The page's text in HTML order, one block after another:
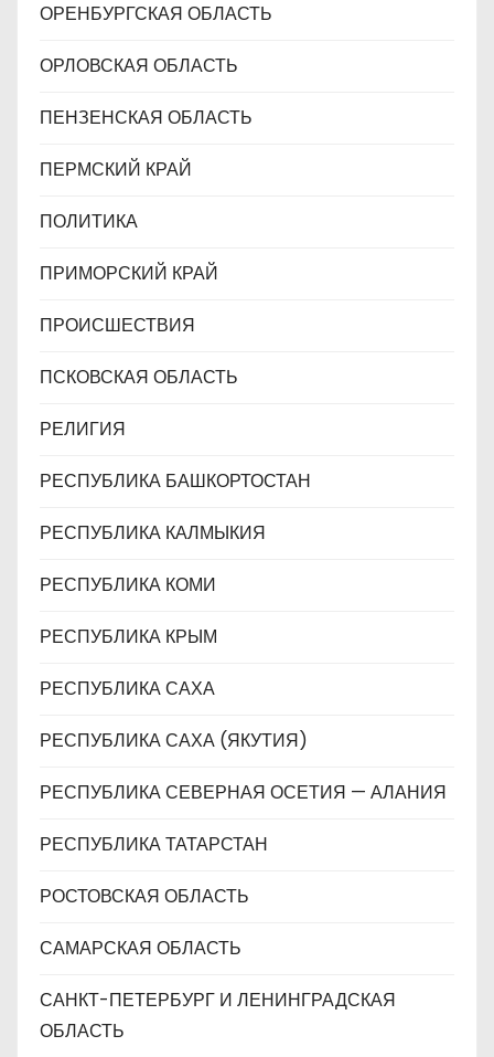
ОРЕНБУРГСКАЯ ОБЛАСТЬ
ОРЛОВСКАЯ ОБЛАСТЬ
ПЕНЗЕНСКАЯ ОБЛАСТЬ
ПЕРМСКИЙ КРАЙ
ПОЛИТИКА
ПРИМОРСКИЙ КРАЙ
ПРОИСШЕСТВИЯ
ПСКОВСКАЯ ОБЛАСТЬ
РЕЛИГИЯ
РЕСПУБЛИКА БАШКОРТОСТАН
РЕСПУБЛИКА КАЛМЫКИЯ
РЕСПУБЛИКА КОМИ
РЕСПУБЛИКА КРЫМ
РЕСПУБЛИКА САХА
РЕСПУБЛИКА САХА (ЯКУТИЯ)
РЕСПУБЛИКА СЕВЕРНАЯ ОСЕТИЯ — АЛАНИЯ
РЕСПУБЛИКА ТАТАРСТАН
РОСТОВСКАЯ ОБЛАСТЬ
САМАРСКАЯ ОБЛАСТЬ
САНКТ-ПЕТЕРБУРГ И ЛЕНИНГРАДСКАЯ
ОБЛАСТЬ